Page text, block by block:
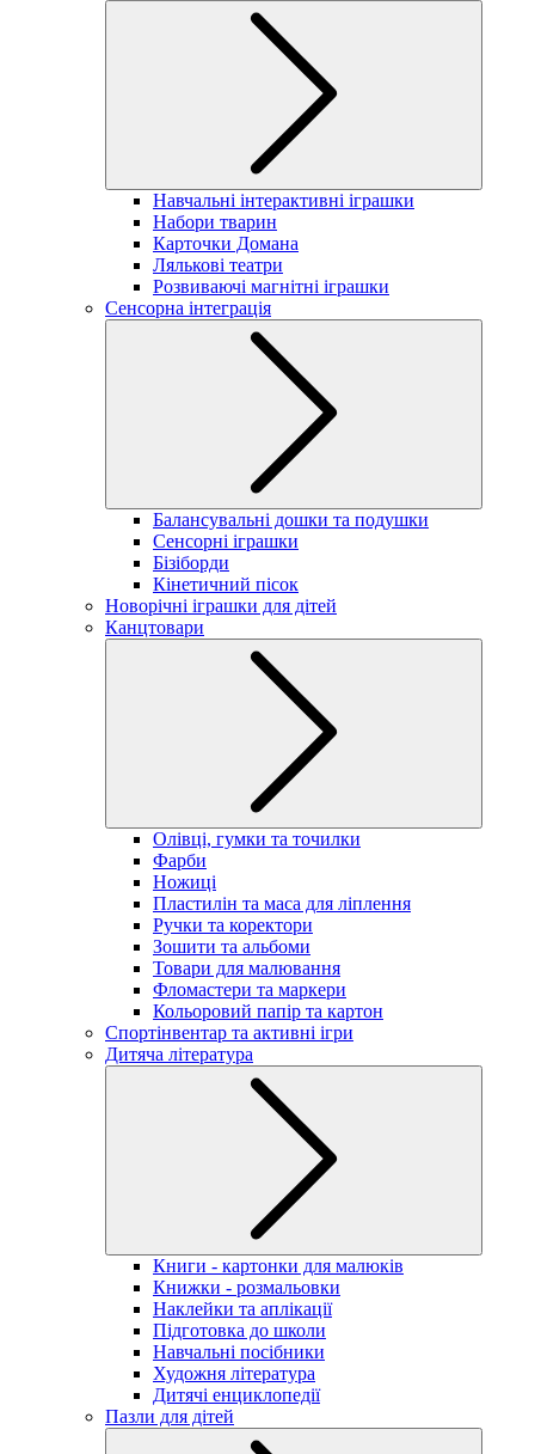
Навчальні інтерактивні іграшки
Набори тварин
Карточки Домана
Лялькові театри
Розвиваючі магнітні іграшки
Сенсорна інтеграція
Балансувальні дошки та подушки
Сенсорні іграшки
Бізіборди
Кінетичний пісок
Новорічні іграшки для дітей
Канцтовари
Олівці, гумки та точилки
Фарби
Ножиці
Пластилін та маса для ліплення
Ручки та коректори
Зошити та альбоми
Товари для малювання
Фломастери та маркери
Кольоровий папір та картон
Спортінвентар та активні ігри
Дитяча література
Книги - картонки для малюків
Книжки - розмальовки
Наклейки та аплікації
Підготовка до школи
Навчальні посібники
Художня література
Дитячі енциклопедії
Пазли для дітей